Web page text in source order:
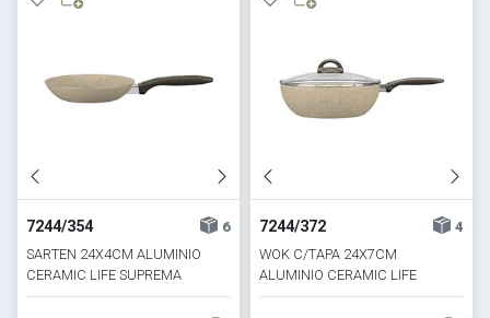
7244/354
6
SARTEN 24X4CM ALUMINIO
CERAMIC LIFE SUPREMA
7244/372
4
WOK C/TAPA 24X7CM
ALUMINIO CERAMIC LIFE
SUPREMA